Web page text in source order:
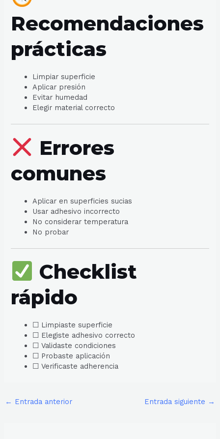
Recomendaciones
prácticas
Limpiar superficie
Aplicar presión
Evitar humedad
Elegir material correcto
Errores
comunes
Aplicar en superficies sucias
Usar adhesivo incorrecto
No considerar temperatura
No probar
Checklist
rápido
☐ Limpiaste superficie
☐ Elegiste adhesivo correcto
☐ Validaste condiciones
☐ Probaste aplicación
☐ Verificaste adherencia
← Entrada anterior Entrada siguiente →